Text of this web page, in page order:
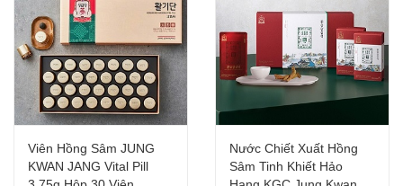
Viên Hồng Sâm JUNG
KWAN JANG Vital Pill
Nước Chiết Xuất Hồng
Sâm Tinh Khiết Hảo